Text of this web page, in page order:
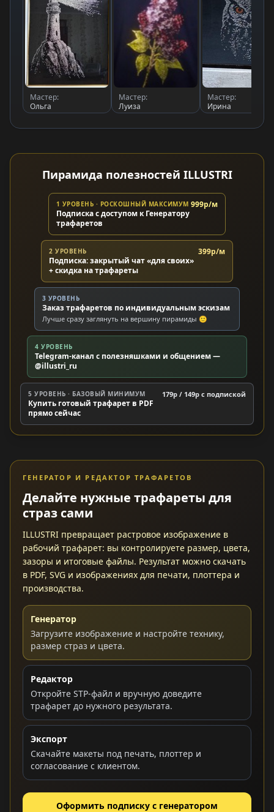
Мастер:
Ольга
Мастер:
Луиза
Мастер:
Ирина
Пирамида полезностей ILLUSTRI
1 УРОВЕНЬ · РОСКОШНЫЙ МАКСИМУМ
Подписка с доступом к Генератору
трафаретов
999р/м
2 УРОВЕНЬ
Подписка: закрытый чат «для своих»
+ скидка на трафареты
399р/м
3 УРОВЕНЬ
Заказ трафаретов по индивидуальным эскизам
Лучше сразу заглянуть на вершину пирамиды 🙂
4 УРОВЕНЬ
Telegram-канал с полезняшками и общением —
@illustri_ru
5 УРОВЕНЬ · БАЗОВЫЙ МИНИМУМ
Купить готовый трафарет в PDF
прямо сейчас
179р / 149р c подпиской
ГЕНЕРАТОР И РЕДАКТОР ТРАФАРЕТОВ
Делайте нужные трафареты для
страз сами
ILLUSTRI превращает растровое изображение в
рабочий трафарет: вы контролируете размер, цвета,
зазоры и итоговые файлы. Результат можно скачать
в PDF, SVG и изображениях для печати, плоттера и
производства.
Генератор
Загрузите изображение и настройте технику,
размер страз и цвета.
Редактор
Откройте STP-файл и вручную доведите
трафарет до нужного результата.
Экспорт
Скачайте макеты под печать, плоттер и
согласование с клиентом.
Оформить подписку с генератором